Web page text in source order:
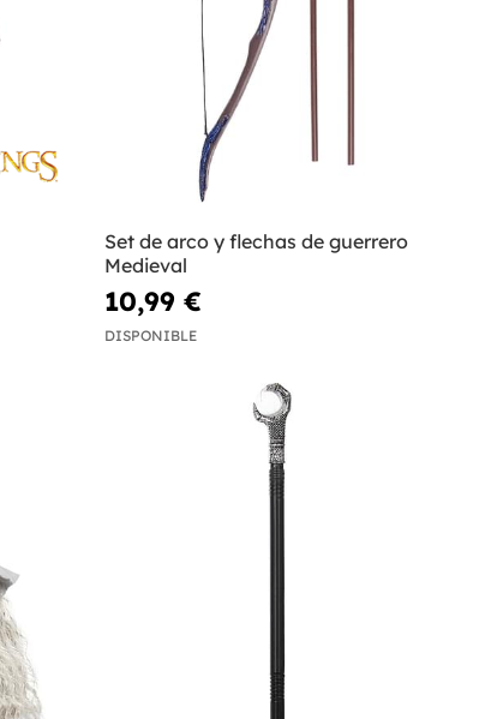
Set de arco y flechas de guerrero
Medieval
10,99 €
DISPONIBLE